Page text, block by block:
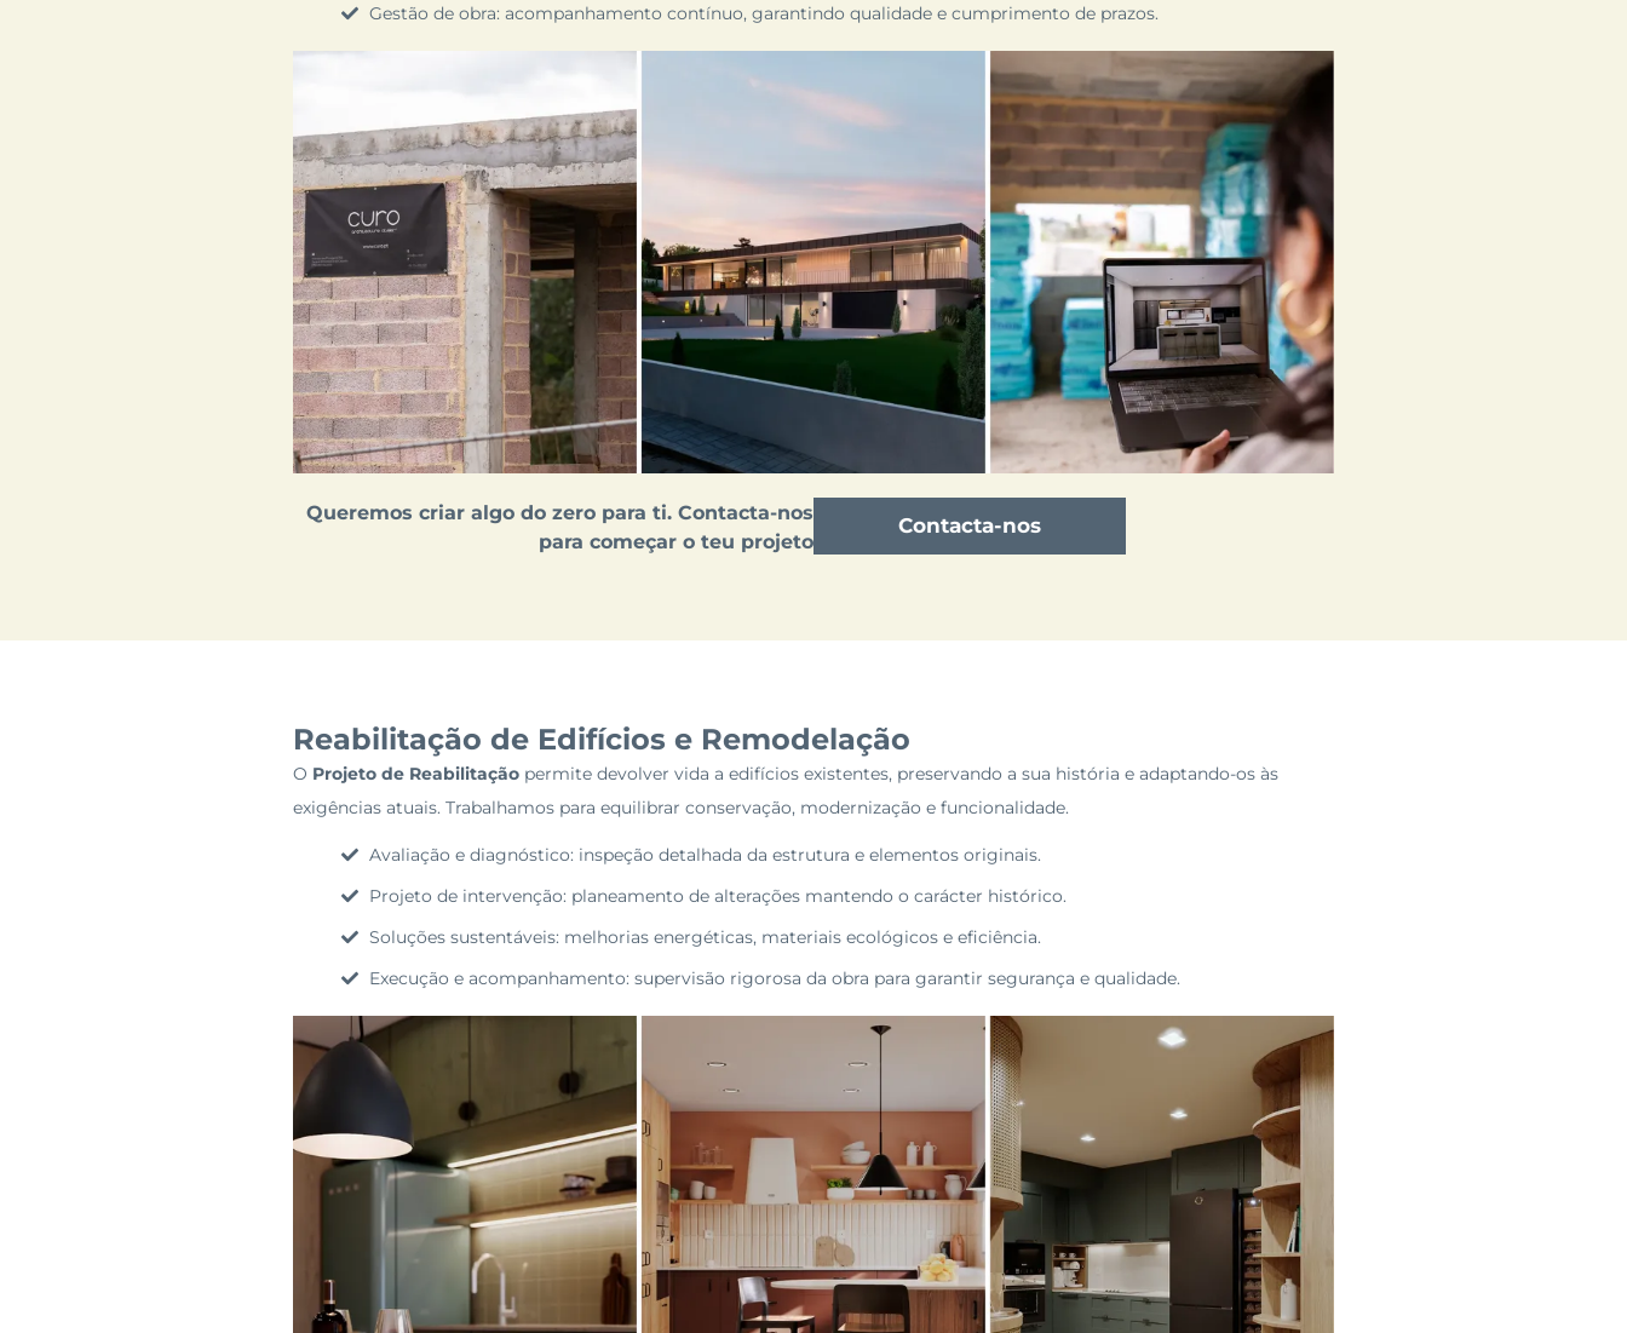
Gestão de obra: acompanhamento contínuo, garantindo qualidade e cumprimento de prazos.
Queremos criar algo do zero para ti. Contacta-nos
para começar o teu projeto
Contacta-nos
Reabilitação de Edifícios e Remodelação
O Projeto de Reabilitação permite devolver vida a edifícios existentes, preservando a sua história e adaptando-os às
exigências atuais. Trabalhamos para equilibrar conservação, modernização e funcionalidade.
Avaliação e diagnóstico: inspeção detalhada da estrutura e elementos originais.
Projeto de intervenção: planeamento de alterações mantendo o carácter histórico.
Soluções sustentáveis: melhorias energéticas, materiais ecológicos e eficiência.
Execução e acompanhamento: supervisão rigorosa da obra para garantir segurança e qualidade.